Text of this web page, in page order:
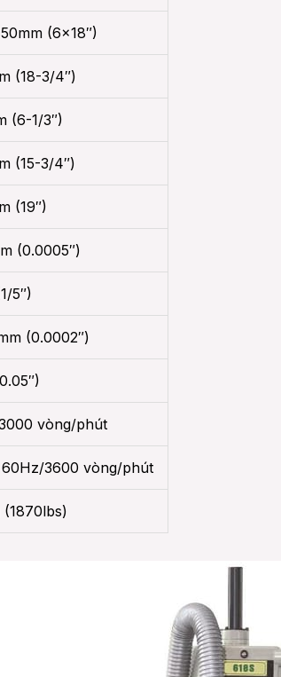
(6×18″)
(18-3/4″)
(6-1/3″)
(15-3/4″)
(19″)
(0.0005″)
5″)
(0.0002″)
vòng/phút
60Hz/3600 vòng/phút